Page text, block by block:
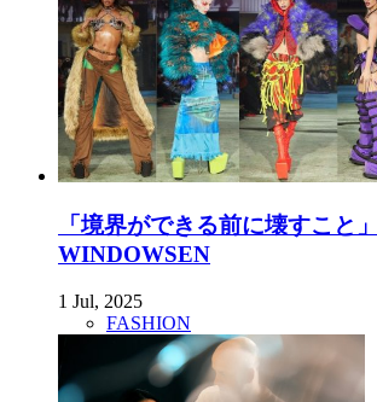
「境界ができる前に壊すこと
WINDOWSEN
1 Jul, 2025
FASHION